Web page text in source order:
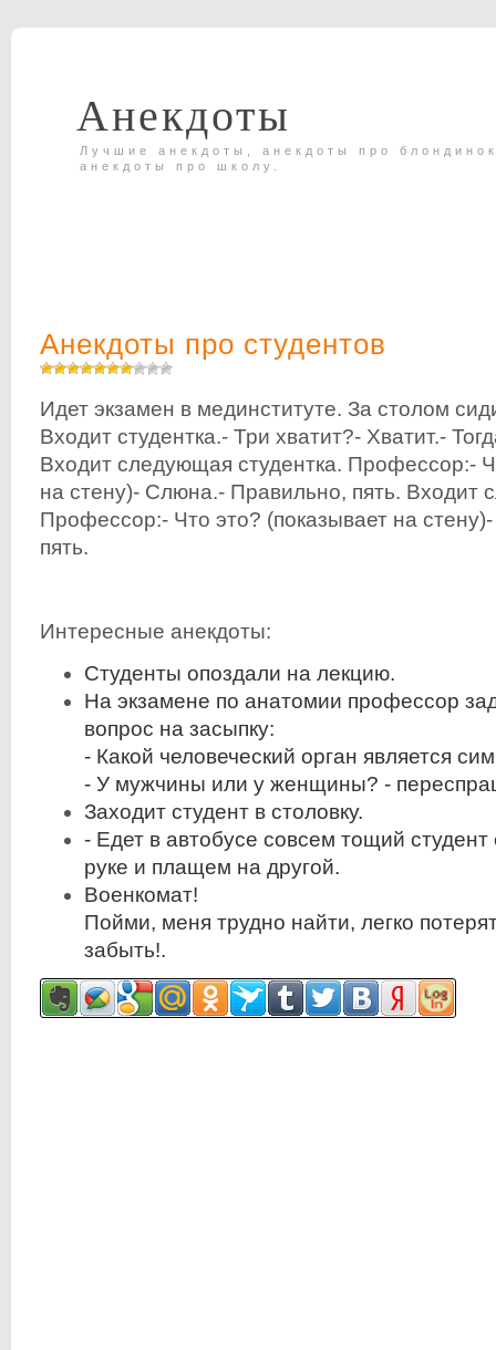
Анекдоты
Лучшие анекдоты, анекдоты про
анекдоты про школу.
Анекдоты про студентов
Идет экзамен в мединституте. За столом
Входит студентка.- Три хватит?- Хватит.-
Входит следующая студентка. Профессор:-
на стену)- Слюна.- Правильно, пять. Входит
Профессор:- Что это? (показывает на
пять.
Интересные анекдоты:
Студенты опоздали на лекцию.
На экзамене по анатомии профессор
вопрос на засыпку:
- Какой человеческий орган является
- У мужчины или у женщины? -
Заходит студент в столовку.
- Едет в автобусе совсем тощий
руке и плащем на другой.
Военкомат!
Пойми, меня трудно найти, легко
забыть!.